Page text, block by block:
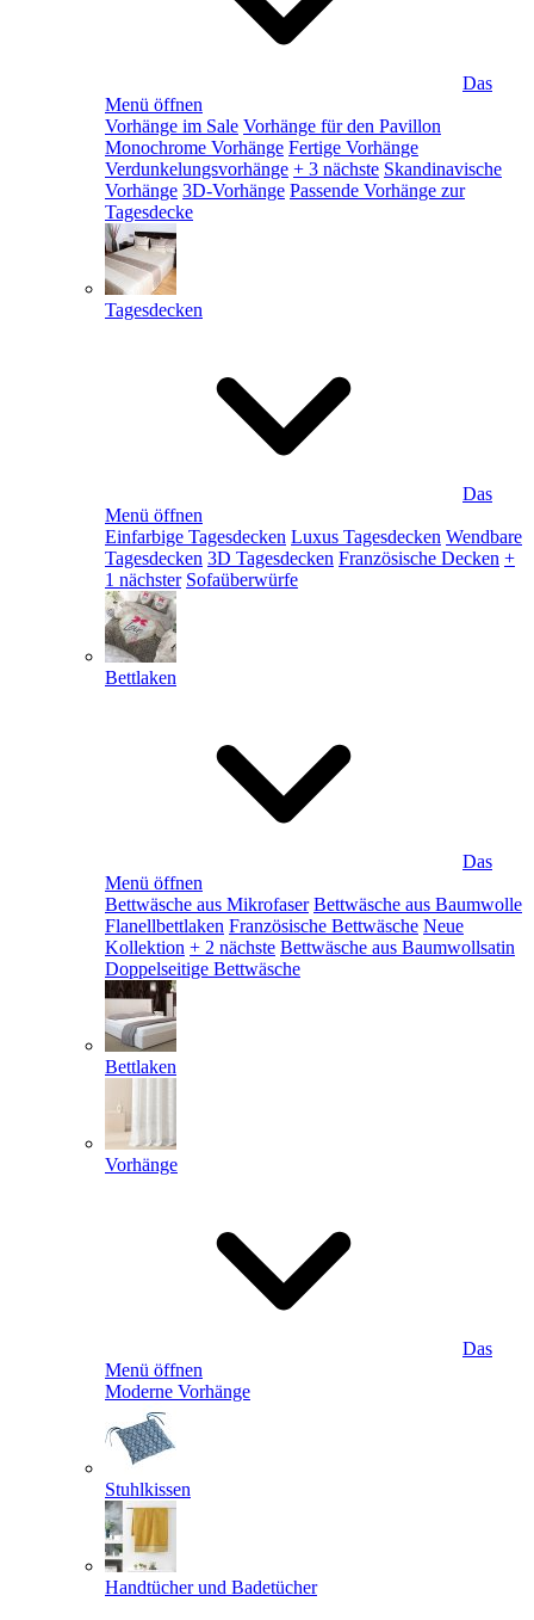
Das
Menü öffnen
Vorhänge im Sale Vorhänge für den Pavillon
Monochrome Vorhänge Fertige Vorhänge
Verdunkelungsvorhänge + 3 nächste Skandinavische
Vorhänge 3D-Vorhänge Passende Vorhänge zur
Tagesdecke
Tagesdecken
Das
Menü öffnen
Einfarbige Tagesdecken Luxus Tagesdecken Wendbare
Tagesdecken 3D Tagesdecken Französische Decken +
1 nächster Sofaüberwürfe
Bettlaken
Das
Menü öffnen
Bettwäsche aus Mikrofaser Bettwäsche aus Baumwolle
Flanellbettlaken Französische Bettwäsche Neue
Kollektion + 2 nächste Bettwäsche aus Baumwollsatin
Doppelseitige Bettwäsche
Bettlaken
Vorhänge
Das
Menü öffnen
Moderne Vorhänge
Stuhlkissen
Handtücher und Badetücher